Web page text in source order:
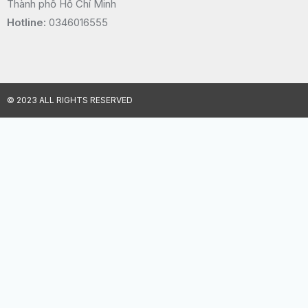
Thành phố Hồ Chí Minh
Hotline: 0346016555
© 2023 ALL RIGHTS RESERVED​